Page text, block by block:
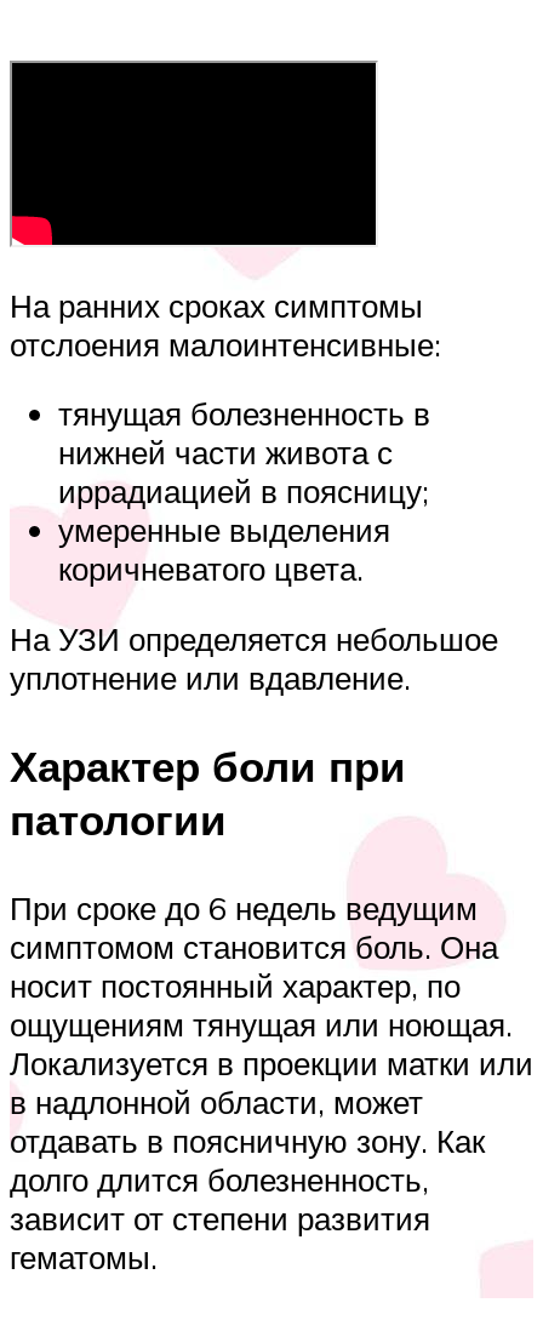
На ранних сроках симптомы
отслоения малоинтенсивные:
тянущая болезненность в
нижней части живота с
иррадиацией в поясницу;
умеренные выделения
коричневатого цвета.
На УЗИ определяется небольшое
уплотнение или вдавление.
Характер боли при
патологии
При сроке до 6 недель ведущим
симптомом становится боль. Она
носит постоянный характер, по
ощущениям тянущая или ноющая.
Локализуется в проекции матки или
в надлонной области, может
отдавать в поясничную зону. Как
долго длится болезненность,
зависит от степени развития
гематомы.